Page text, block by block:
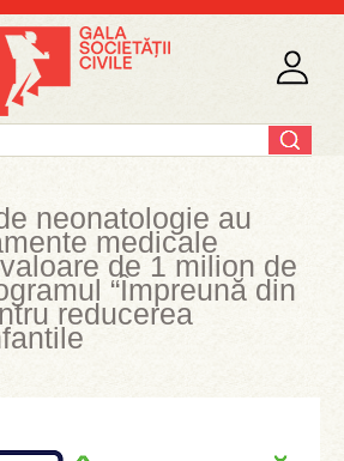
neonatologie au
medicale
de 1 milion de
“Împreună din
reducerea